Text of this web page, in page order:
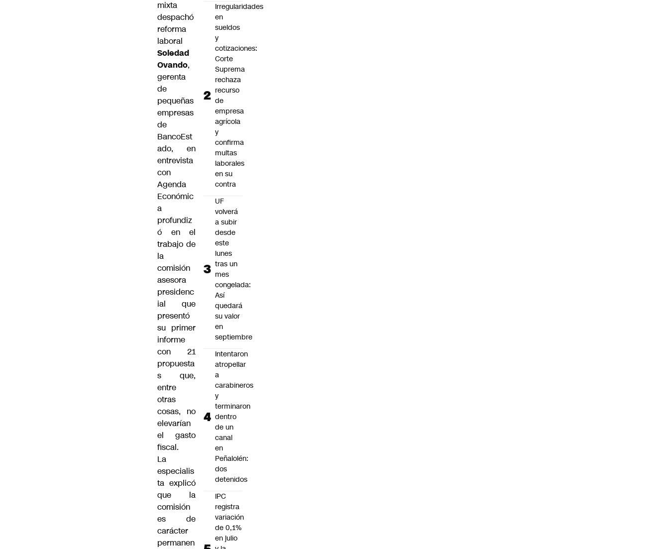
mixta
despachó
reforma
laboral
Soledad
Ovando,
gerenta
de
pequeñas
empresas
de
BancoEst
ado, en
entrevista
con
Agenda
Económic
a
profundiz
ó en el
trabajo de
la
comisión
asesora
presidenc
ial que
presentó
su primer
informe
con 21
propuesta
s que,
entre
otras
cosas, no
elevarían
el gasto
fiscal.
La
especialis
ta explicó
que la
comisión
es de
carácter
permanen
Irregularidades
en
sueldos
y
cotizaciones:
Corte
Suprema
rechaza
recurso
de
empresa
agrícola
y
confirma
multas
laborales
en su
contra
UF
volverá
a subir
desde
este
lunes
tras un
mes
congelada:
Así
quedará
su valor
en
septiembre
Intentaron
atropellar
a
carabineros
y
terminaron
dentro
de un
canal
en
Peñalolén:
dos
detenidos
IPC
registra
variación
de 0,1%
en julio